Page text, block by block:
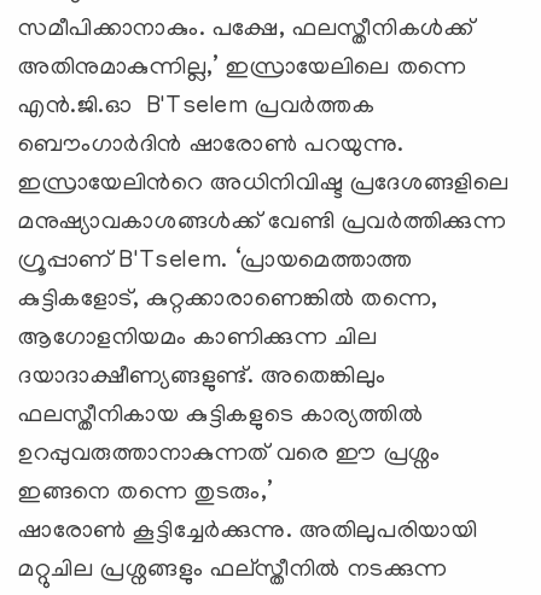
സമീപിക്കാനാകും. പക്ഷേ, ഫലസ്തീനികള്‍ക്ക്
അതിനുമാകുന്നില്ല,’ ഇസ്രായേലിലെ തന്നെ
എന്‍‍.ജി.ഓ B'Tselem പ്രവര്‍ത്തക
ബൌംഗാര്‍ദിന്‍ ഷാരോണ്‍ പറയുന്നു.
ഇസ്രായേലിന്‍റെ അധിനിവിഷ്ട പ്രദേശങ്ങളിലെ
മനുഷ്യാവകാശങ്ങള്‍ക്ക് വേണ്ടി പ്രവര്‍ത്തിക്കുന്ന
ഗ്രൂപ്പാണ് B'Tselem. ‘പ്രായമെത്താത്ത
കുട്ടികളോട്, കുറ്റക്കാരാണെങ്കില്‍ തന്നെ,
ആഗോളനിയമം കാണിക്കുന്ന ചില
ദയാദാക്ഷീണ്യങ്ങളുണ്ട്. അതെങ്കിലും
ഫലസ്തീനികായ കുട്ടികളുടെ കാര്യത്തില്‍
ഉറപ്പുവരുത്താനാകുന്നത് വരെ ഈ പ്രശ്നം
ഇങ്ങനെ തന്നെ തുടരും,’
ഷാരോ‍ണ്‍ കൂട്ടിച്ചേര്‍ക്കുന്നു. അതിലുപരിയായി
മറ്റുചില പ്രശ്നങ്ങളും ഫല്സ്തീനില്‍ നടക്കുന്ന